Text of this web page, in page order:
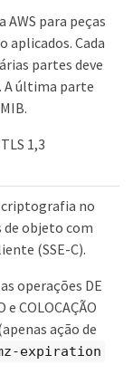
para peças
aplicados. Cada
partes deve
A última parte
1,3
no
de objeto com
(SSE-C).
operações DE
e COLOCAÇÃO
ação de
expiration